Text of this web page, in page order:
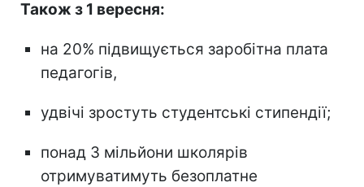
Також з 1 вересня:
на 20% підвищується заробітна плата
педагогів,
удвічі зростуть студентські стипендії;
понад 3 мільйони школярів
отримуватимуть безоплатне